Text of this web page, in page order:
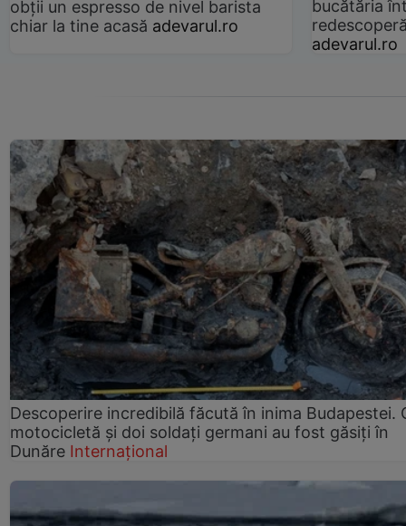
obții un espresso de nivel barista
chiar la tine acasă adevarul.ro
bucătăria
adevarul.ro
Descoperire incredibilă făcută în inima Budapestei.
motocicletă și doi soldați germani au fost găsiți în
Dunăre Internațional